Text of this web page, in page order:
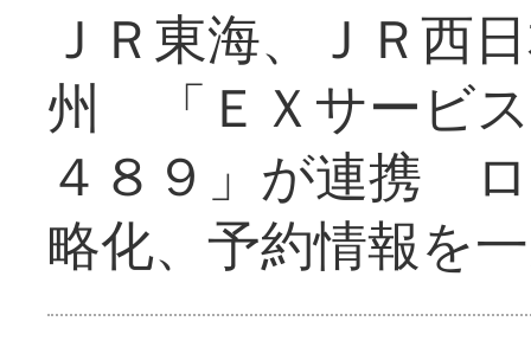
ＪＲ東海、ＪＲ西
州 「ＥＸサービ
４８９」が連携
略化、予約情報を